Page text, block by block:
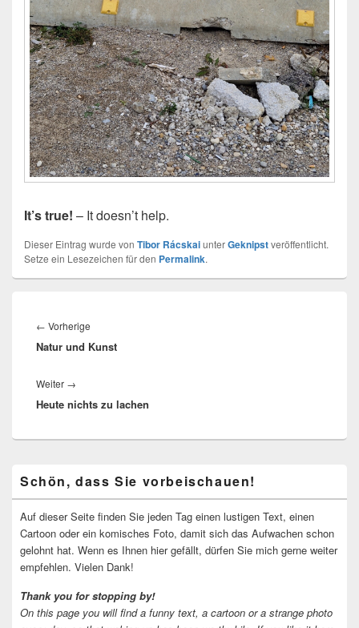
It’s true! – It doesn’t help.
Dieser Eintrag wurde von Tibor RácskaiunterGeknipstveröffentlicht.
Setze ein Lesezeichen für den Permalink.
← Vorherige
Beitrag:
Natur und Kunst
Weiter →
Beitrag:
Heute nichts zu lachen
Seitenleisten-
Widgetbereich
Schön, dass Sie vorbeischauen!
Auf dieser Seite finden Sie jeden Tag einen lustigen Text, einen
Cartoon oder ein komisches Foto, damit sich das Aufwachen schon
gelohnt hat. Wenn es Ihnen hier gefällt, dürfen Sie mich gerne weiter
empfehlen. Vielen Dank!
Thank you for stopping by!
On this page you will find a funny text, a cartoon or a strange photo